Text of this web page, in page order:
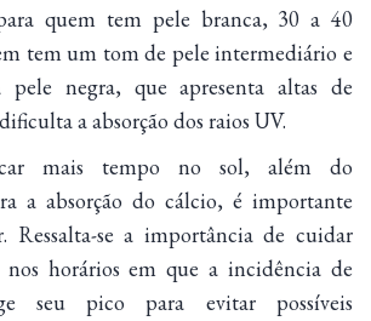
quem tem pele branca, 30 a 40
tem um tom de pele intermediário e
negra, que apresenta altas de
a absorção dos raios UV.
mais tempo no sol, além do
a absorção do cálcio, é importante
Ressalta-se a importância de cuidar
nos horários em que a incidência de
seu pico para evitar possíveis